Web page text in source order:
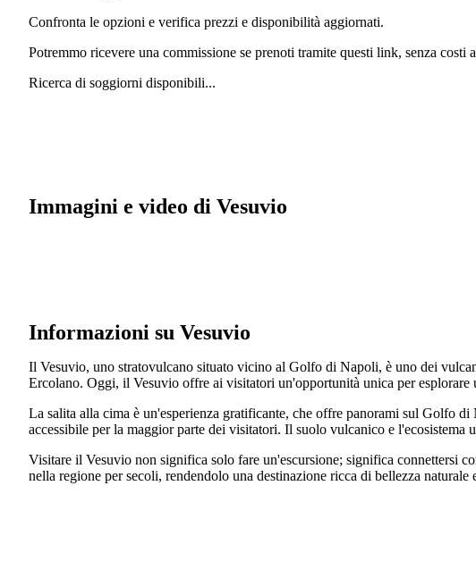
Confronta le opzioni e verifica prezzi e disponibilità aggiornati.
Potremmo ricevere una commissione se prenoti tramite questi link, senza costi
Ricerca di soggiorni disponibili...
Immagini e video di Vesuvio
Informazioni su Vesuvio
Il Vesuvio, uno stratovulcano situato vicino al Golfo di Napoli, è uno dei
Ercolano. Oggi, il Vesuvio offre ai visitatori un'opportunità unica per
La salita alla cima è un'esperienza gratificante, che offre panorami sul Golfo
accessibile per la maggior parte dei visitatori. Il suolo vulcanico e
Visitare il Vesuvio non significa solo fare un'escursione; significa connettersi
nella regione per secoli, rendendolo una destinazione ricca di bellezza naturale